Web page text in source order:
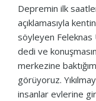
Depremin ilk
açıklamasıyla
söyleyen Feleknas
dedi ve
merkezine
görüyoruz.
insanlar evlerine